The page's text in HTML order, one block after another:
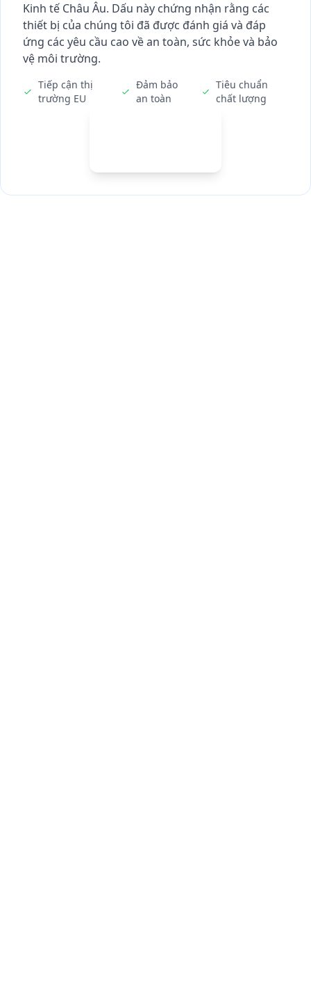
Kinh tế Châu Âu. Dấu này chứng nhận rằng các
thiết bị của chúng tôi đã được đánh giá và đáp
ứng các yêu cầu cao về an toàn, sức khỏe và bảo
vệ môi trường.
Tiếp cận thị
trường EU
Đảm bảo
an toàn
Tiêu chuẩn
chất lượng